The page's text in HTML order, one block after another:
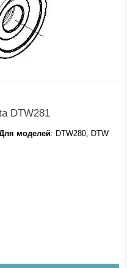
DTW281
моделей: DTW280, DTW